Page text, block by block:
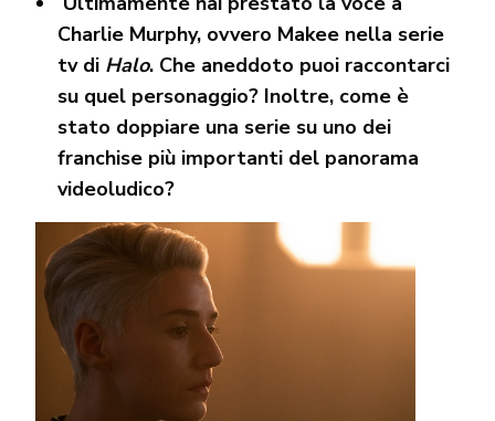
Charlie Murphy, ovvero Makee nella serie
tv di Halo. Che aneddoto puoi raccontarci
su quel personaggio? Inoltre, come è
stato doppiare una serie su uno dei
franchise più importanti del panorama
videoludico?